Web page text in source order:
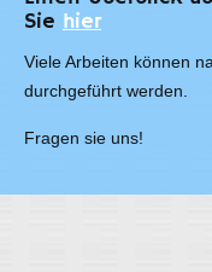
Sie hier
Viele Arbeiten können
durchgeführt werden.
Fragen sie uns!